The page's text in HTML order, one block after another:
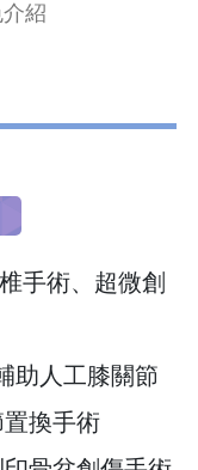
紹
手術、超微創
助人工膝關節
換手術